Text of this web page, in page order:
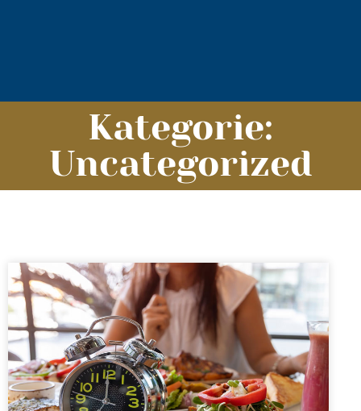
Kategorie:
Uncategorized